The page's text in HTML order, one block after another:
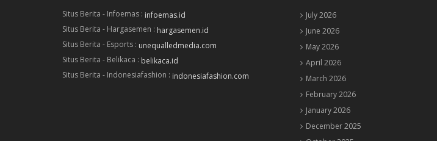
Situs Berita - Infoemas : infoemas.id
Situs Berita - Hargasemen : hargasemen.id
Situs Berita - Esports : unequalledmedia.com
Situs Berita - Belikaca : belikaca.id
Situs Berita - Indonesiafashion : indonesiafashion.com
July 2026
June 2026
May 2026
April 2026
March 2026
February 2026
January 2026
December 2025